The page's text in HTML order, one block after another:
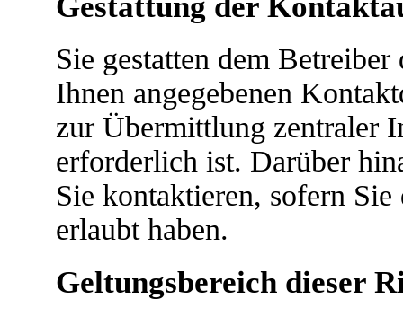
Sie gestatten dem
Ihnen angegebenen
zur Übermittlung zentraler
erforderlich ist. Darüber
Sie kontaktieren, sofern Sie
erlaubt haben.
Geltungsbereich dieser